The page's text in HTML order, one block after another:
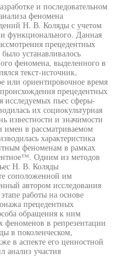
и последовательном
феномена
Н. В. Коляды с учетом
и функционального. Данная
прецедентных
устанавливалось
феномена, выделенного в
текст-источник,
или ориентировочное время
прецедентных
исследуемых пьес сферы-
их социокультурная
известности и значимости
имен в рассматриваемом
характеристика
феноменам в рамках
Одним из методов
Н. В. Коляды
соположенной им
автором исследования
работы на основе
прецедентных
обращения к ним
феноменов в репрезентации
в поколенческом,
в аспекте его ценностной
анализ участия